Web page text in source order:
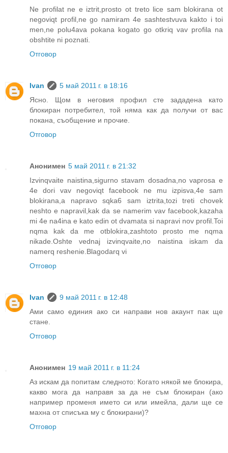
Ne profilat ne e iztrit,prosto ot treto lice sam blokirana ot
negoviqt profil,ne go namiram 4e sashtestvuva kakto i toi
men,ne polu4ava pokana kogato go otkriq vav profila na
obshtite ni poznati.
Отговор
Ivan
5 май 2011 г. в 18:16
Ясно. Щом в неговия профил сте зададена като
блокиран потребител, той няма как да получи от вас
покана, съобщение и прочие.
Отговор
Анонимен 5 май 2011 г. в 21:32
Izvinqvaite naistina,sigurno stavam dosadna,no vaprosa e
4e dori vav negoviqt facebook ne mu izpisva,4e sam
blokirana,a napravo sqka6 sam iztrita,tozi treti chovek
neshto e napravil,kak da se namerim vav facebook,kazaha
mi 4e na4ina e kato edin ot dvamata si napravi nov profil.Toi
nqma kak da me otblokira,zashtoto prosto me nqma
nikade.Oshte vednaj izvinqvaite,no naistina iskam da
namerq reshenie.Blagodarq vi
Отговор
Ivan
9 май 2011 г. в 12:48
Ами само единия ако си направи нов акаунт пак ще
стане.
Отговор
Анонимен 19 май 2011 г. в 11:24
Аз искам да попитам следното: Когато някой ме блокира,
какво мога да направя за да не съм блокиран (ако
например променя името си или имейла, дали ще се
махна от списъка му с блокирани)?
Отговор